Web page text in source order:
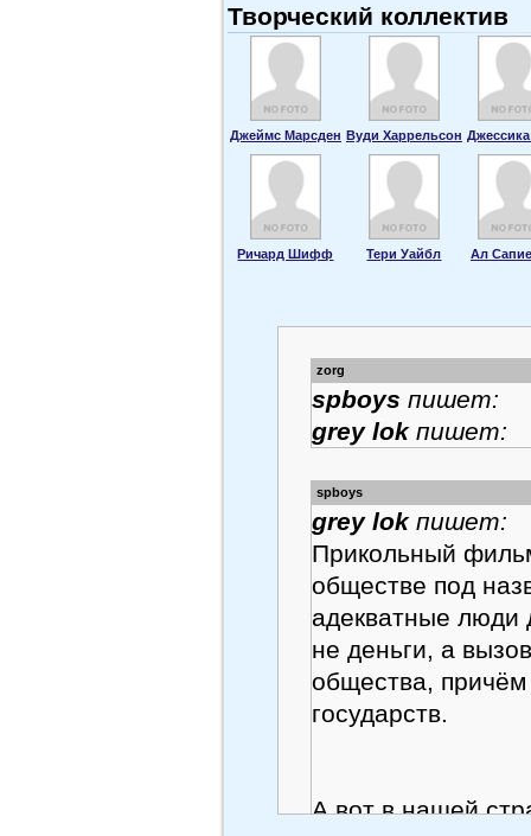
Творческий коллектив
Джеймс Марсден Вуди Харрельсон
Ричард Шифф Тери Уайбл Ал
zorg
spboys пишет:
grey lok пишет:
spboys
grey lok пишет:
Прикольный
обществе под
адекватные люди
не деньги, а
общества, причём
государств.
А вот в нашей